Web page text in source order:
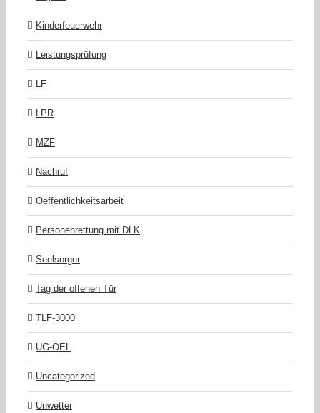
Kinderfeuerwehr
Leistungsprüfung
LF
LPR
MZF
Nachruf
Oeffentlichkeitsarbeit
Personenrettung mit DLK
Seelsorger
Tag der offenen Tür
TLF-3000
UG-ÖEL
Uncategorized
Unwetter